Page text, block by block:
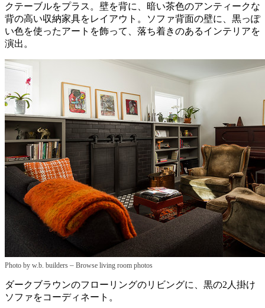
クテーブルをプラス。壁を背に、暗い茶色のアンティークな
背の高い収納家具をレイアウト。ソファ背面の壁に、黒っぽ
い色を使ったアートを飾って、落ち着きのあるインテリアを
演出。
Photo by w.b. builders – Browse living room photos
ダークブラウンのフローリングのリビングに、黒の2人掛け
ソファをコーディネート。